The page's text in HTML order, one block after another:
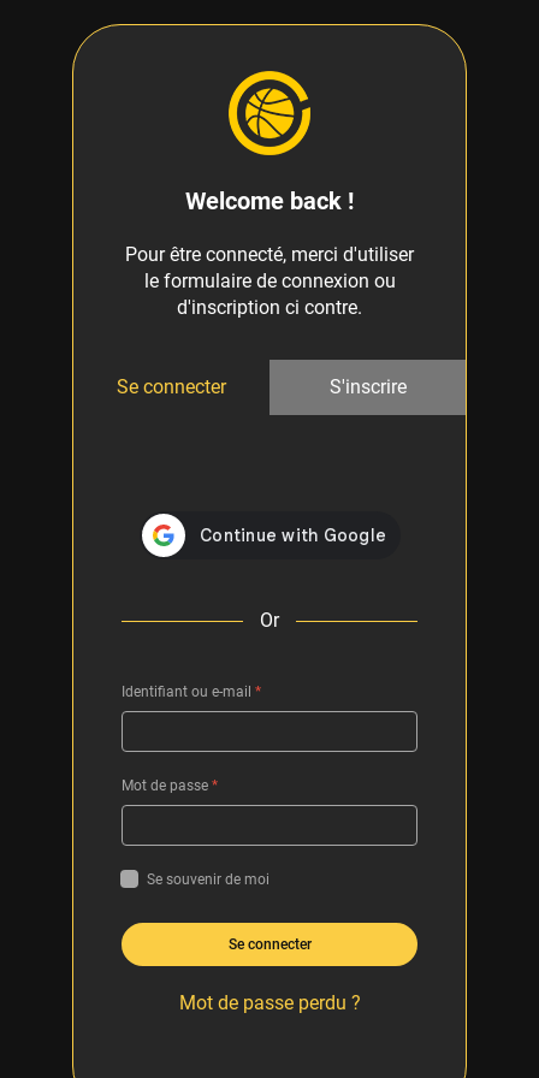
Welcome back !
Pour être connecté, merci d'utiliser
le formulaire de connexion ou
d'inscription ci contre.
Se connecter S'inscrire
Or
Identifiant ou e-mail *
Mot de passe *
Se souvenir de moi
Se connecter
Mot de passe perdu ?